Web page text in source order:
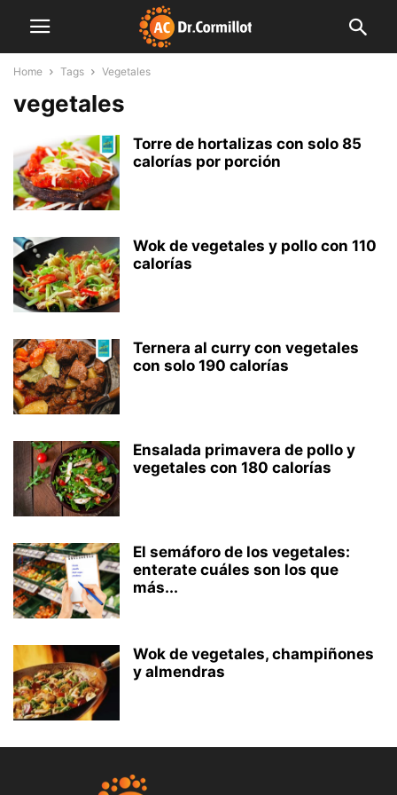
Home Tags Vegetales
vegetales
Torre de hortalizas con solo 85
calorías por porción
Wok de vegetales y pollo con 110
calorías
Ternera al curry con vegetales
con solo 190 calorías
Ensalada primavera de pollo y
vegetales con 180 calorías
El semáforo de los vegetales:
enterate cuáles son los que
más...
Wok de vegetales, champiñones
y almendras